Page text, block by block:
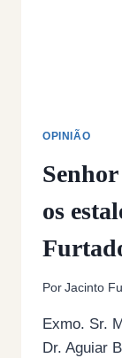
OPINIÃO
os
Por Jacinto
Exmo. Sr.
Dr. Aguiar